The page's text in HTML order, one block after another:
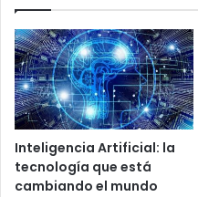
Inteligencia Artificial: la
tecnología que está
cambiando el mundo